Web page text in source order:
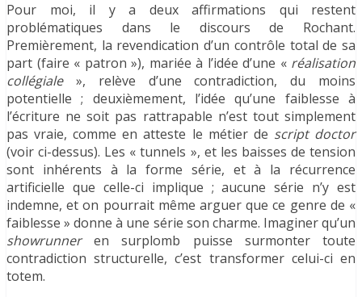
Pour moi, il y a deux affirmations qui restent
problématiques dans le discours de Rochant.
Premièrement, la revendication d’un contrôle total de sa
part (faire « patron »), mariée à l’idée d’une « réalisation
collégiale», relève d’une contradiction, du moins
potentielle ; deuxièmement, l’idée qu’une faiblesse à
l’écriture ne soit pas rattrapable n’est tout simplement
pas vraie, comme en atteste le métier de script doctor
(voir ci-dessus). Les « tunnels », et les baisses de tension
sont inhérents à la forme série, et à la récurrence
artificielle que celle-ci implique ; aucune série n’y est
indemne, et on pourrait même arguer que ce genre de «
faiblesse » donne à une série son charme. Imaginer qu’un
showrunneren surplomb puisse surmonter toute
contradiction structurelle, c’est transformer celui-ci en
totem.